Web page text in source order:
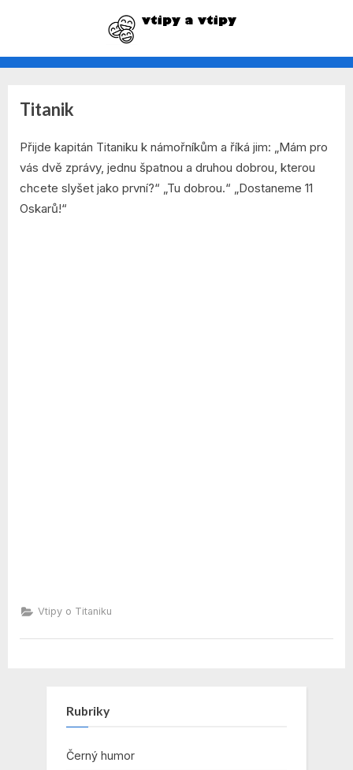
Rubrika:
Vtipy
o
Titaniku
Titanik
on
Přijde kapitán Titaniku k námořníkům a říká jim: „Mám pro
vás dvě zprávy, jednu špatnou a druhou dobrou, kterou
chcete slyšet jako první?“ „Tu dobrou.“ „Dostaneme 11
Oskarů!“
Vtipy o Titaniku
Rubriky
Černý humor